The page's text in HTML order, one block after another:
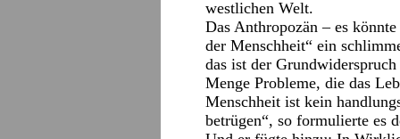
westlichen Welt.
Das Anthropozän – es
der Menschheit“ ein
das ist der
Menge Probleme, die das
Menschheit ist kein
betrügen“, so formulierte es